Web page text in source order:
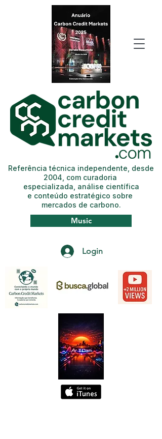
Login
Music
Referência técnica independente, desde
2004, com curadoria
especializada, análise científica
e conteúdo estratégico sobre
mercados de carbono.